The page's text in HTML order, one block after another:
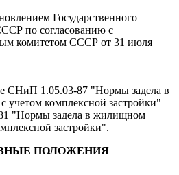
Государственного
по согласованию с
комитетом СССР от 31 июля
СНиП 1.05.03-87 "Нормы задела в
учетом комплексной застройки"
"Нормы задела в жилищном
застройки".
ПОЛОЖЕНИЯ